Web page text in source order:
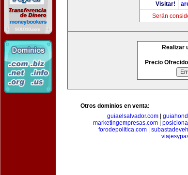
Visitar!
Serán
Realizar
Precio
Otros dominios en venta:
guiaelsalvador.com|
marketingempresas.com
forodepolitica.com|